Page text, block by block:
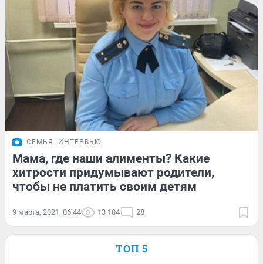
СЕМЬЯ ИНТЕРВЬЮ
Мама, где наши алименты? Какие
хитрости придумывают родители,
чтобы не платить своим детям
9 марта, 2021, 06:44 13 104 28
ТОП 5